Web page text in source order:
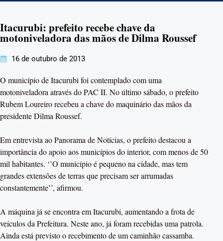
Itacurubi: prefeito recebe chave da
motoniveladora das mãos de Dilma Roussef
16 de outubro de 2013
O município de Itacurubi foi contemplado com uma
motoniveladora através do PAC II. No último sábado, o prefeito
Rubem Loureiro recebeu a chave do maquinário das mãos da
presidente Dilma Roussef.
Em entrevista ao Panorama de Notícias, o prefeito destacou a
importância do apoio aos municípios do interior, com menos de 50
mil habitantes. ‘’O município é pequeno na cidade, mas tem
grandes extensões de terras que precisam ser arrumadas
constantemente’’, afirmou.
A máquina já se encontra em Itacurubi, aumentando a frota de
veículos da Prefeitura. Neste ano, já foram recebidas uma patrola.
Ainda está previsto o recebimento de um caminhão cassamba.